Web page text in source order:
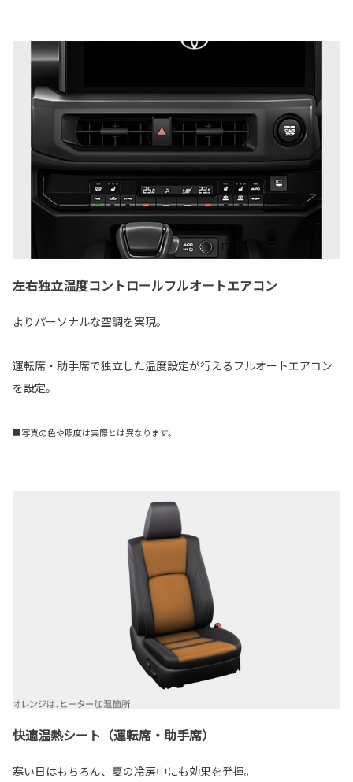
左右独立温度コントロールフルオートエアコン
よりパーソナルな空調を実現。
運転席・助手席で独立した温度設定が行えるフルオートエアコン
を設定。
■写真の色や照度は実際とは異なります。
快適温熱シート（運転席・助手席）
寒い日はもちろん、夏の冷房中にも効果を発揮。